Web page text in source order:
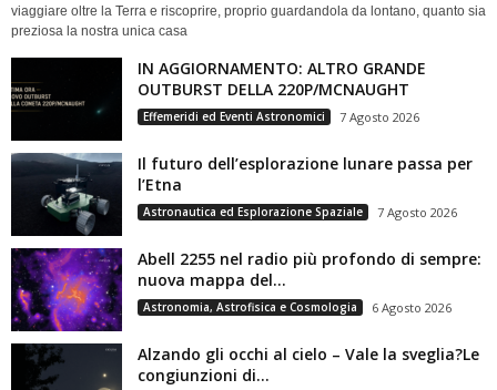
viaggiare oltre la Terra e riscoprire, proprio guardandola da lontano, quanto sia
preziosa la nostra unica casa
IN AGGIORNAMENTO: ALTRO GRANDE
OUTBURST DELLA 220P/MCNAUGHT
Effemeridi ed Eventi Astronomici 7 Agosto 2026
Il futuro dell’esplorazione lunare passa per
l’Etna
Astronautica ed Esplorazione Spaziale 7 Agosto 2026
Abell 2255 nel radio più profondo di sempre:
nuova mappa del...
Astronomia, Astrofisica e Cosmologia 6 Agosto 2026
Alzando gli occhi al cielo – Vale la sveglia?Le
congiunzioni di...